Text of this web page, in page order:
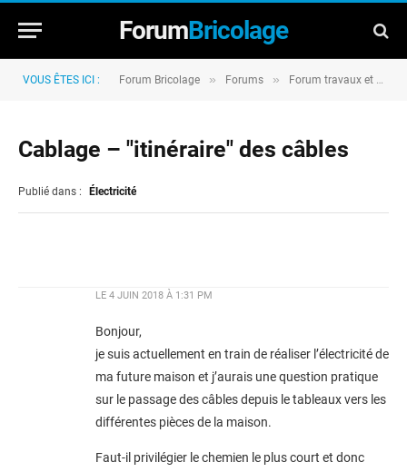
ForumBricolage
VOUS ÊTES ICI : Forum Bricolage » Forums » Forum travaux et rénovation
Cablage – "itinéraire" des câbles
Publié dans : Électricité
LE 4 JUIN 2018 À 1:31 PM
Bonjour,
je suis actuellement en train de réaliser l’électricité de
ma future maison et j’aurais une question pratique
sur le passage des câbles depuis le tableaux vers les
différentes pièces de la maison.
Faut-il privilégier le chemien le plus court et donc